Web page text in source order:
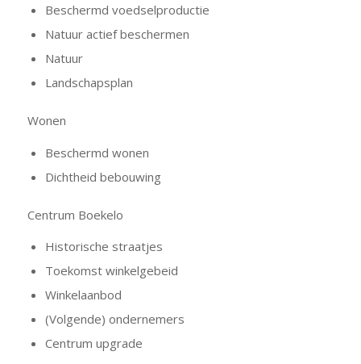
Beschermd voedselproductie
Natuur actief beschermen
Natuur
Landschapsplan
Wonen
Beschermd wonen
Dichtheid bebouwing
Centrum Boekelo
Historische straatjes
Toekomst winkelgebeid
Winkelaanbod
(Volgende) ondernemers
Centrum upgrade